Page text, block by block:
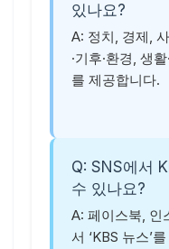
있나요?
A: 정치, 경제,
·기후·환경, 생
를 제공합니다.
Q: SNS에서
수 있나요?
A: 페이스북, 인
서 ‘KBS 뉴스’